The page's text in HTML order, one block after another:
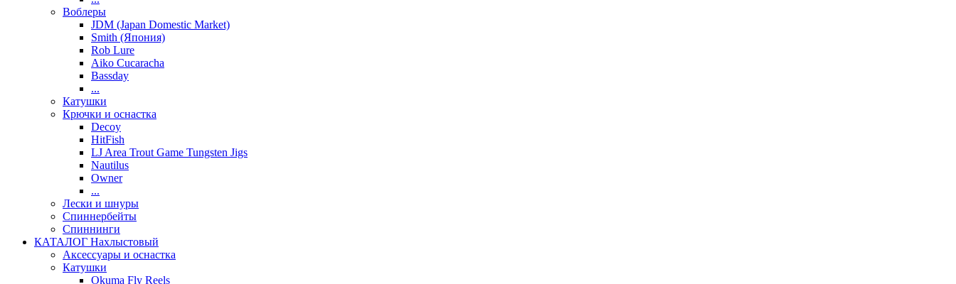
Воблеры
JDM (Japan Domestic Market)
Smith (Япония)
Rob Lure
Aiko Cucaracha
Bassday
...
Катушки
Крючки и оснастка
Decoy
HitFish
LJ Area Trout Game Tungsten Jigs
Nautilus
Owner
...
Лески и шнуры
Спиннербейты
Спиннинги
КАТАЛОГ Нахлыстовый
Аксессуары и оснастка
Катушки
Okuma Fly Reels